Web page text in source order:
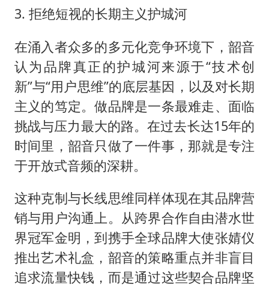
3. 拒绝短视的长期主义护城河
在涌入者众多的多元化竞争环境下，韶音
认为品牌真正的护城河来源于“技术创
新”与“用户思维”的底层基因，以及对长期
主义的笃定。做品牌是一条最难走、面临
挑战与压力最大的路。在过去长达15年的
时间里，韶音只做了一件事，那就是专注
于开放式音频的深耕。
这种克制与长线思维同样体现在其品牌营
销与用户沟通上。从跨界合作自由潜水世
界冠军金明，到携手全球品牌大使张婧仪
推出艺术礼盒，韶音的策略重点并非盲目
追求流量快钱，而是通过这些契合品牌坚